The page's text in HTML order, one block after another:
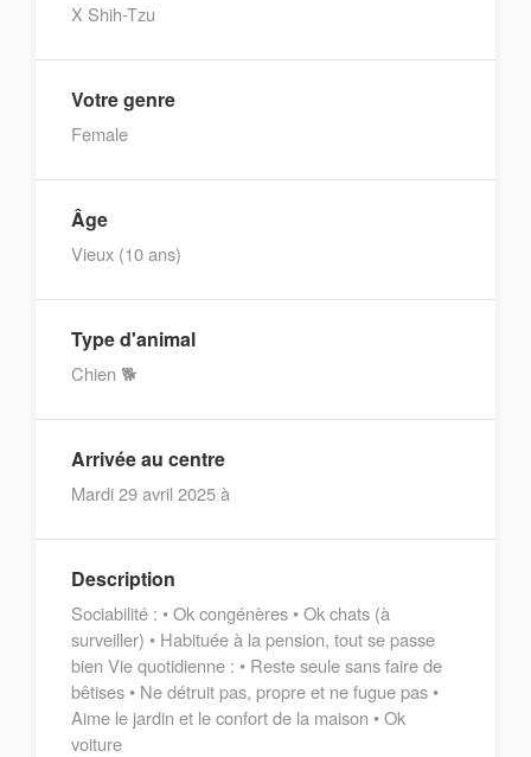
X Shih-Tzu
Votre genre
Female
Âge
Vieux (10 ans)
Type d'animal
Chien 🐕
Arrivée au centre
Mardi 29 avril 2025 à
Description
Sociabilité : • Ok congénères • Ok chats (à
surveiller) • Habituée à la pension, tout se passe
bien Vie quotidienne : • Reste seule sans faire de
bêtises • Ne détruit pas, propre et ne fugue pas •
Aime le jardin et le confort de la maison • Ok
voiture